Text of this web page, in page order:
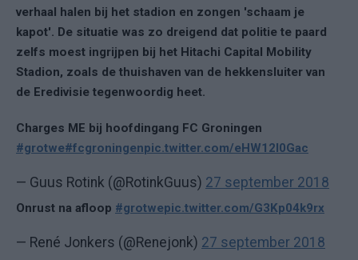
verhaal halen bij het stadion en zongen 'schaam je
kapot'. De situatie was zo dreigend dat politie te paard
zelfs moest ingrijpen bij het Hitachi Capital Mobility
Stadion, zoals de thuishaven van de hekkensluiter van
de Eredivisie tegenwoordig heet.
Charges ME bij hoofdingang FC Groningen
#grotwe#fcgroningenpic.twitter.com/eHW12l0Gac
— Guus Rotink (@RotinkGuus) 27 september 2018
Onrust na afloop #grotwepic.twitter.com/G3Kp04k9rx
— René Jonkers (@Renejonk) 27 september 2018